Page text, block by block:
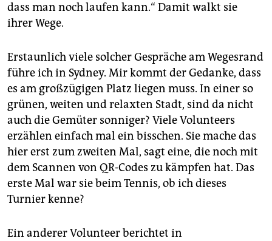
dass man noch laufen kann.“ Damit walkt sie
ihrer Wege.
Erstaunlich viele solcher Gespräche am Wegesrand
führe ich in Sydney. Mir kommt der Gedanke, dass
es am großzügigen Platz liegen muss. In einer so
grünen, weiten und relaxten Stadt, sind da nicht
auch die Gemüter sonniger? Viele Volunteers
erzählen einfach mal ein bisschen. Sie mache das
hier erst zum zweiten Mal, sagt eine, die noch mit
dem Scannen von QR-Codes zu kämpfen hat. Das
erste Mal war sie beim Tennis, ob ich dieses
Turnier kenne?
Ein anderer Volunteer berichtet in